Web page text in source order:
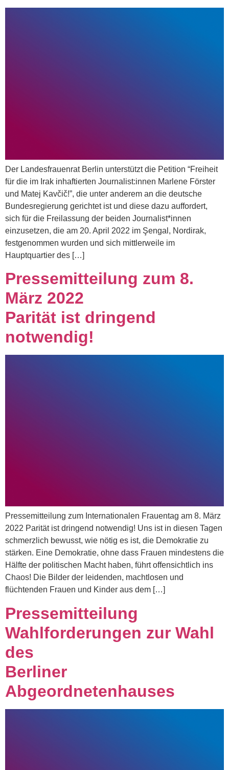
Der Landesfrauenrat Berlin unterstützt die Petition “Freiheit
für die im Irak inhaftierten Journalist:innen Marlene Förster
und Matej Kavčič!”, die unter anderem an die deutsche
Bundesregierung gerichtet ist und diese dazu auffordert,
sich für die Freilassung der beiden Journalist*innen
einzusetzen, die am 20. April 2022 im Şengal, Nordirak,
festgenommen wurden und sich mittlerweile im
Hauptquartier des […]
Pressemitteilung zum 8.
März 2022
Parität ist dringend
notwendig!
Pressemitteilung zum Internationalen Frauentag am 8. März
2022 Parität ist dringend notwendig! Uns ist in diesen Tagen
schmerzlich bewusst, wie nötig es ist, die Demokratie zu
stärken. Eine Demokratie, ohne dass Frauen mindestens die
Hälfte der politischen Macht haben, führt offensichtlich ins
Chaos! Die Bilder der leidenden, machtlosen und
flüchtenden Frauen und Kinder aus dem […]
Pressemitteilung
Wahlforderungen zur Wahl
des
Berliner
Abgeordnetenhauses